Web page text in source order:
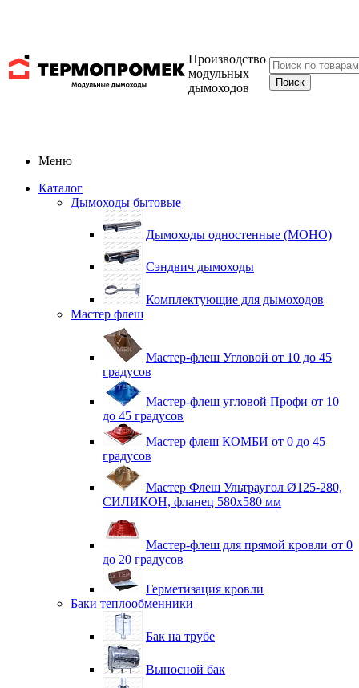
Производство
модульных
дымоходов
Меню
Каталог
Дымоходы бытовые
Дымоходы одностенные (МОНО)
Сэндвич дымоходы
Комплектующие для дымоходов
Мастер флеш
Мастер-флеш Угловой от 10 до 45
градусов
Мастер-флеш угловой Профи от 10
до 45 градусов
Мастер флеш КОМБИ от 0 до 45
градусов
Мастер Флеш Ультраугол Ø125-280,
СИЛИКОН, фланец 580х580 мм
Мастер-флеш для прямой кровли от 0
до 20 градусов
Герметизация кровли
Баки теплообменники
Бак на трубе
Выносной бак